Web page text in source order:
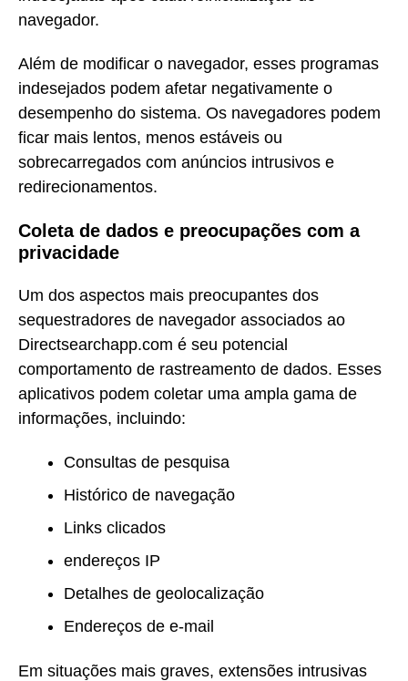
navegador.
Além de modificar o navegador, esses programas
indesejados podem afetar negativamente o
desempenho do sistema. Os navegadores podem
ficar mais lentos, menos estáveis ou
sobrecarregados com anúncios intrusivos e
redirecionamentos.
Coleta de dados e preocupações com a
privacidade
Um dos aspectos mais preocupantes dos
sequestradores de navegador associados ao
Directsearchapp.com é seu potencial
comportamento de rastreamento de dados. Esses
aplicativos podem coletar uma ampla gama de
informações, incluindo:
Consultas de pesquisa
Histórico de navegação
Links clicados
endereços IP
Detalhes de geolocalização
Endereços de e-mail
Em situações mais graves, extensões intrusivas